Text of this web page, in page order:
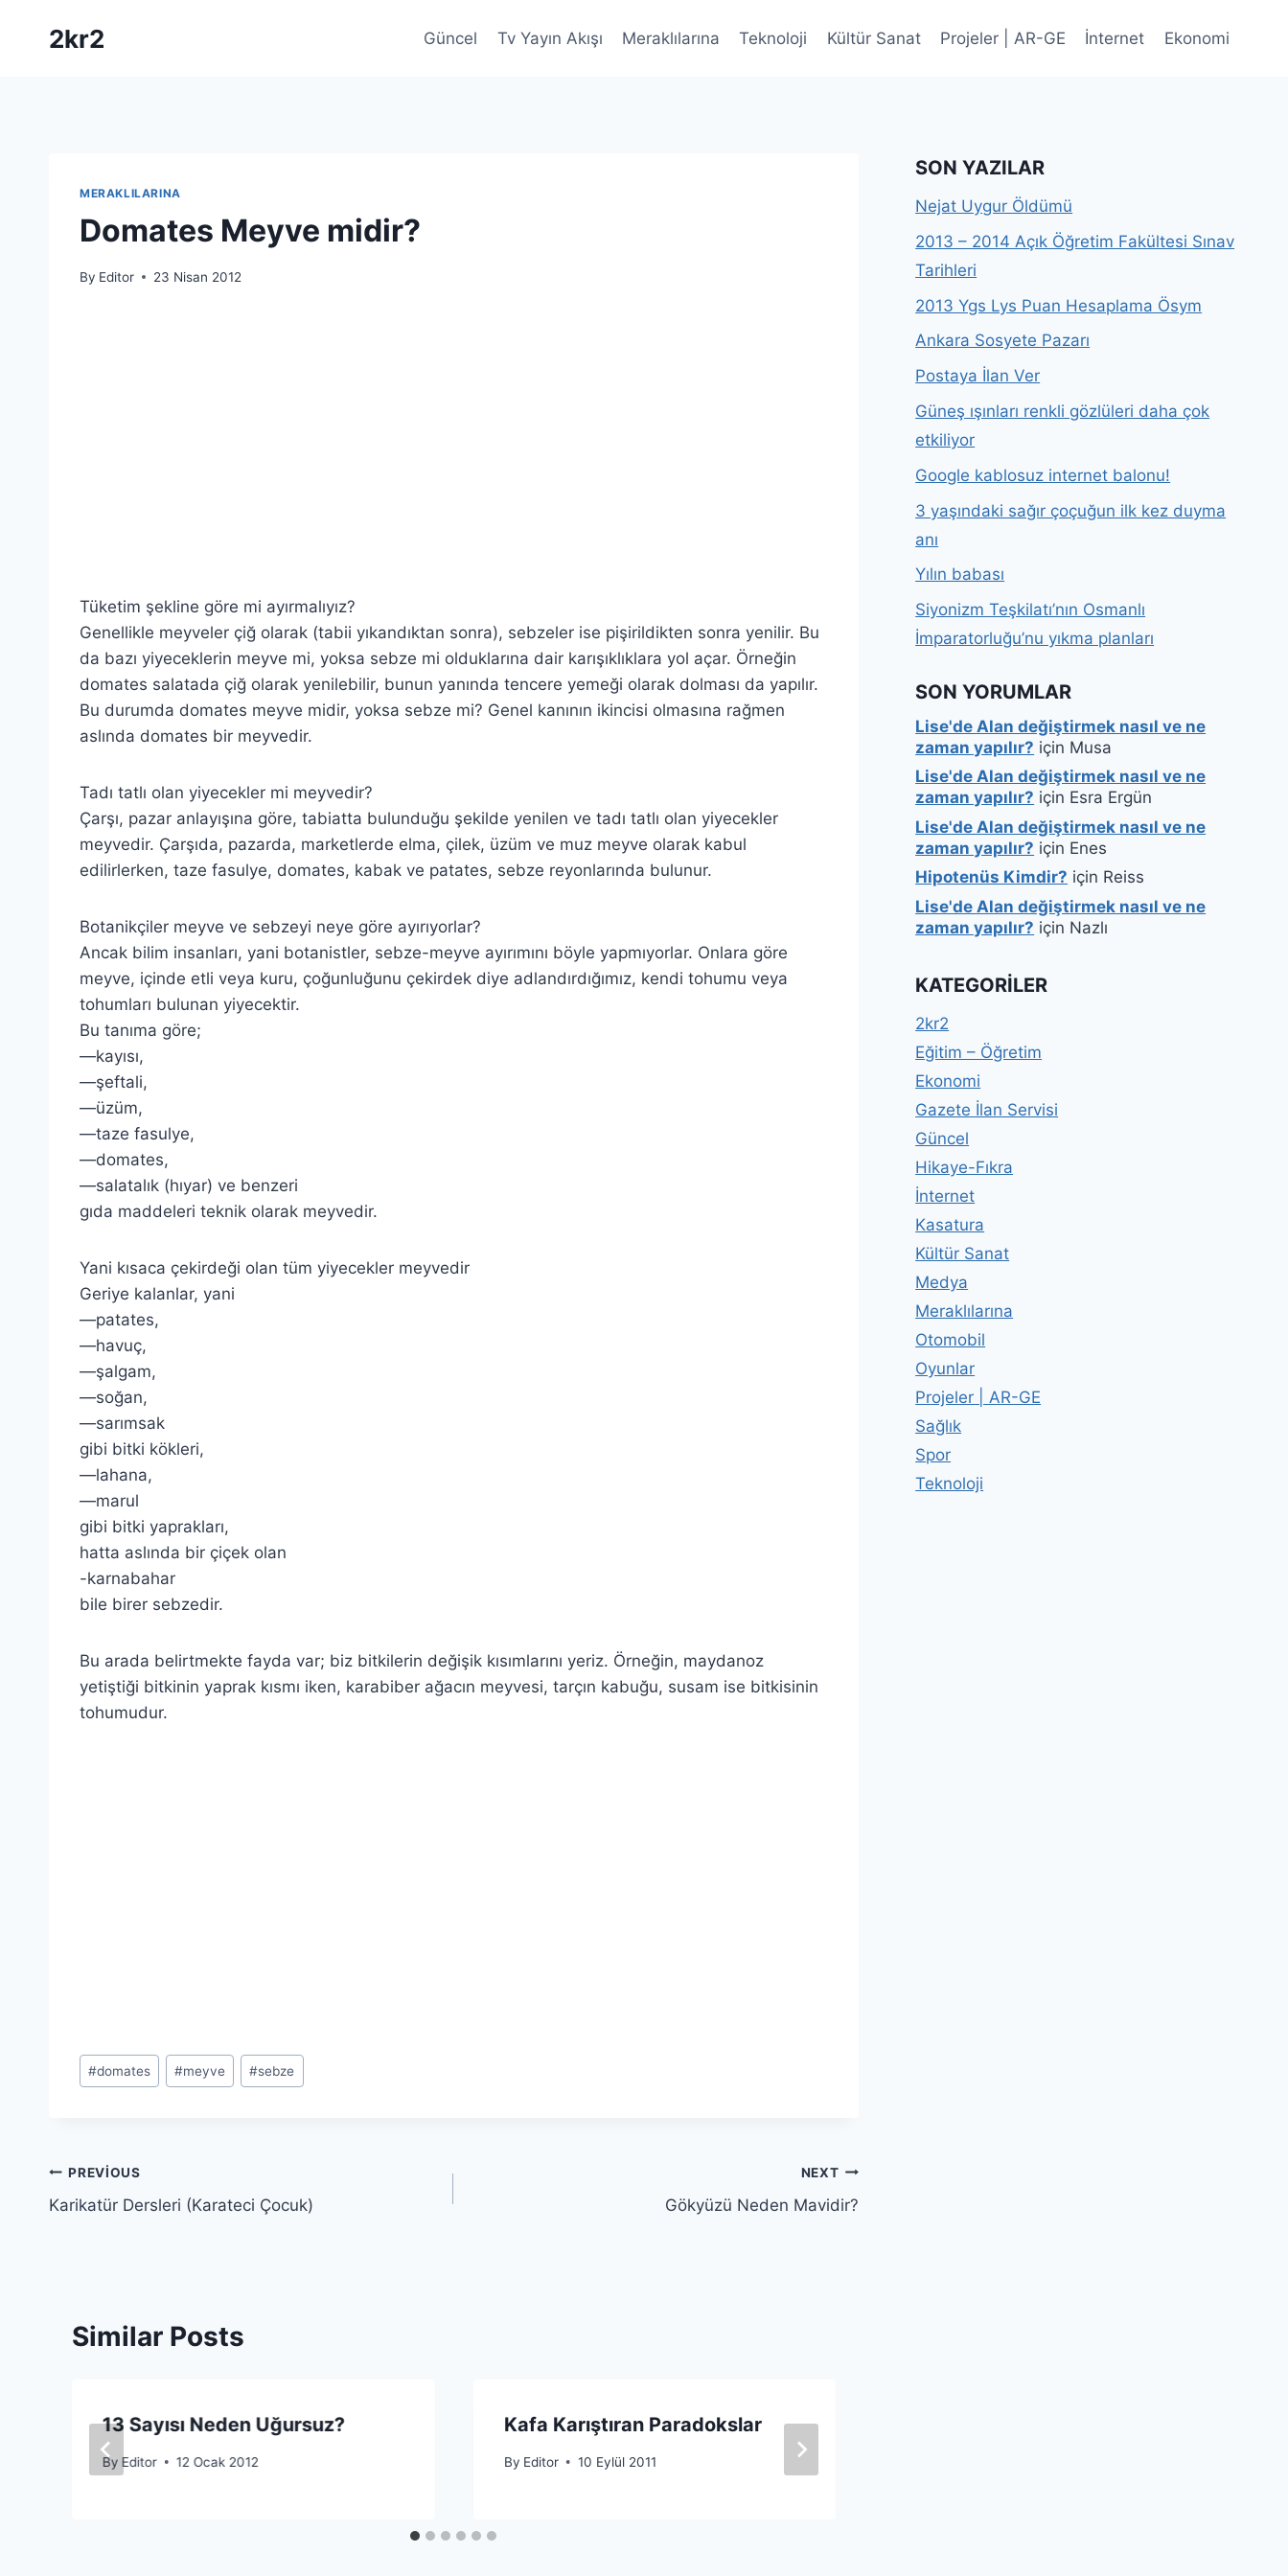
2kr2 Güncel Tv Yayın Akışı Meraklılarına Teknoloji Kültür Sanat Projeler | AR-GE İnternet Ekonomi
MERAKLILARINA
Domates Meyve midir?
By Editor 23 Nisan 2012
Tüketim şekline göre mi ayırmalıyız?
Genellikle meyveler çiğ olarak (tabii yıkandıktan sonra), sebzeler ise pişirildikten sonra yenilir. Bu
da bazı yiyeceklerin meyve mi, yoksa sebze mi olduklarına dair karışıklıklara yol açar. Örneğin
domates salatada çiğ olarak yenilebilir, bunun yanında tencere yemeği olarak dolması da yapılır.
Bu durumda domates meyve midir, yoksa sebze mi? Genel kanının ikincisi olmasına rağmen
aslında domates bir meyvedir.
Tadı tatlı olan yiyecekler mi meyvedir?
Çarşı, pazar anlayışına göre, tabiatta bulunduğu şekilde yenilen ve tadı tatlı olan yiyecekler
meyvedir. Çarşıda, pazarda, marketlerde elma, çilek, üzüm ve muz meyve olarak kabul
edilirlerken, taze fasulye, domates, kabak ve patates, sebze reyonlarında bulunur.
Botanikçiler meyve ve sebzeyi neye göre ayırıyorlar?
Ancak bilim insanları, yani botanistler, sebze-meyve ayırımını böyle yapmıyorlar. Onlara göre
meyve, içinde etli veya kuru, çoğunluğunu çekirdek diye adlandırdığımız, kendi tohumu veya
tohumları bulunan yiyecektir.
Bu tanıma göre;
—kayısı,
—şeftali,
—üzüm,
—taze fasulye,
—domates,
—salatalık (hıyar) ve benzeri
gıda maddeleri teknik olarak meyvedir.
Yani kısaca çekirdeği olan tüm yiyecekler meyvedir
Geriye kalanlar, yani
—patates,
—havuç,
—şalgam,
—soğan,
—sarımsak
gibi bitki kökleri,
—lahana,
—marul
gibi bitki yaprakları,
hatta aslında bir çiçek olan
-karnabahar
bile birer sebzedir.
Bu arada belirtmekte fayda var; biz bitkilerin değişik kısımlarını yeriz. Örneğin, maydanoz
yetiştiği bitkinin yaprak kısmı iken, karabiber ağacın meyvesi, tarçın kabuğu, susam ise bitkisinin
tohumudur.
Post
Tags:
#domates #meyve #sebze
Yazı
gezinmesi
PREVIOUS
Karikatür Dersleri (Karateci Çocuk)
NEXT
Gökyüzü Neden Mavidir?
Similar Posts
13 Sayısı Neden Uğursuz?
By Editor 12 Ocak 2012
Kafa Karıştıran Paradokslar
By Editor 10 Eylül 2011
SON YAZILAR
Nejat Uygur Öldümü
2013 – 2014 Açık Öğretim Fakültesi Sınav
Tarihleri
2013 Ygs Lys Puan Hesaplama Ösym
Ankara Sosyete Pazarı
Postaya İlan Ver
Güneş ışınları renkli gözlüleri daha çok
etkiliyor
Google kablosuz internet balonu!
3 yaşındaki sağır çoçuğun ilk kez duyma
anı
Yılın babası
Siyonizm Teşkilatı’nın Osmanlı
İmparatorluğu’nu yıkma planları
SON YORUMLAR
Lise'de Alan değiştirmek nasıl ve ne
zaman yapılır? için Musa
Lise'de Alan değiştirmek nasıl ve ne
zaman yapılır? için Esra Ergün
Lise'de Alan değiştirmek nasıl ve ne
zaman yapılır? için Enes
Hipotenüs Kimdir? için Reiss
Lise'de Alan değiştirmek nasıl ve ne
zaman yapılır? için Nazlı
KATEGORILER
2kr2
Eğitim – Öğretim
Ekonomi
Gazete İlan Servisi
Güncel
Hikaye-Fıkra
İnternet
Kasatura
Kültür Sanat
Medya
Meraklılarına
Otomobil
Oyunlar
Projeler | AR-GE
Sağlık
Spor
Teknoloji